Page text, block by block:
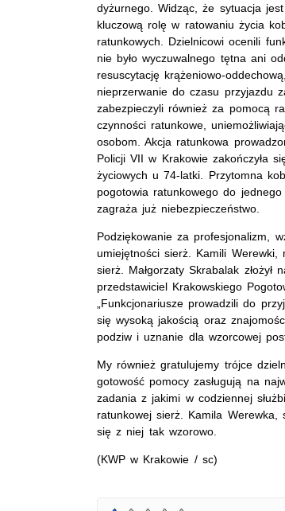
dyżurnego. Widząc, że sytuacja
kluczową rolę w ratowaniu życia
ratunkowych. Dzielnicowi ocenili
nie było wyczuwalnego tętna ani
resuscytację krążeniowo-
nieprzerwanie do czasu przyjazdu
zabezpieczyli również za pomocą
czynności ratunkowe,
osobom. Akcja ratunkowa
Policji VII w Krakowie zakończyła
życiowych u 74-latki. Przytomna
pogotowia ratunkowego do
zagraża już niebezpieczeństwo.
Podziękowanie za profesjonalizm,
umiejętności sierż. Kamili Werewki,
sierż. Małgorzaty Skrabalak złożył
przedstawiciel Krakowskiego
„Funkcjonariusze prowadzili do
się wysoką jakością oraz
podziw i uznanie dla wzorcowej
My również gratulujemy trójce
gotowość pomocy zasługują na
zadania z jakimi w codziennej
ratunkowej sierż. Kamila Werewka,
się z niej tak wzorowo.
(KWP w Krakowie / sc)